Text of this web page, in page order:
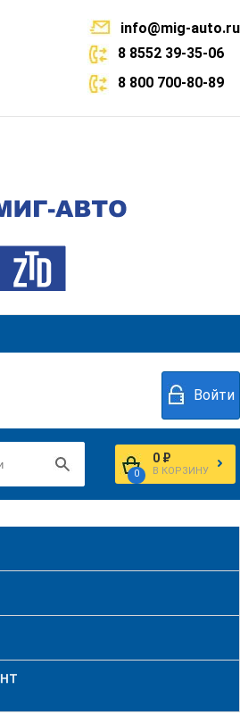
info@mig-auto.ru
8 8552 39-35-06
8 800 700-80-89
Войти
0
0 ₽
В КОРЗИНУ